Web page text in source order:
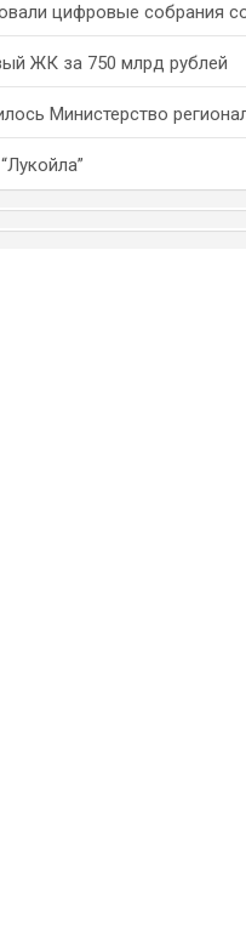
цифровые собрания
ЖК за 750 млрд рублей
Министерство